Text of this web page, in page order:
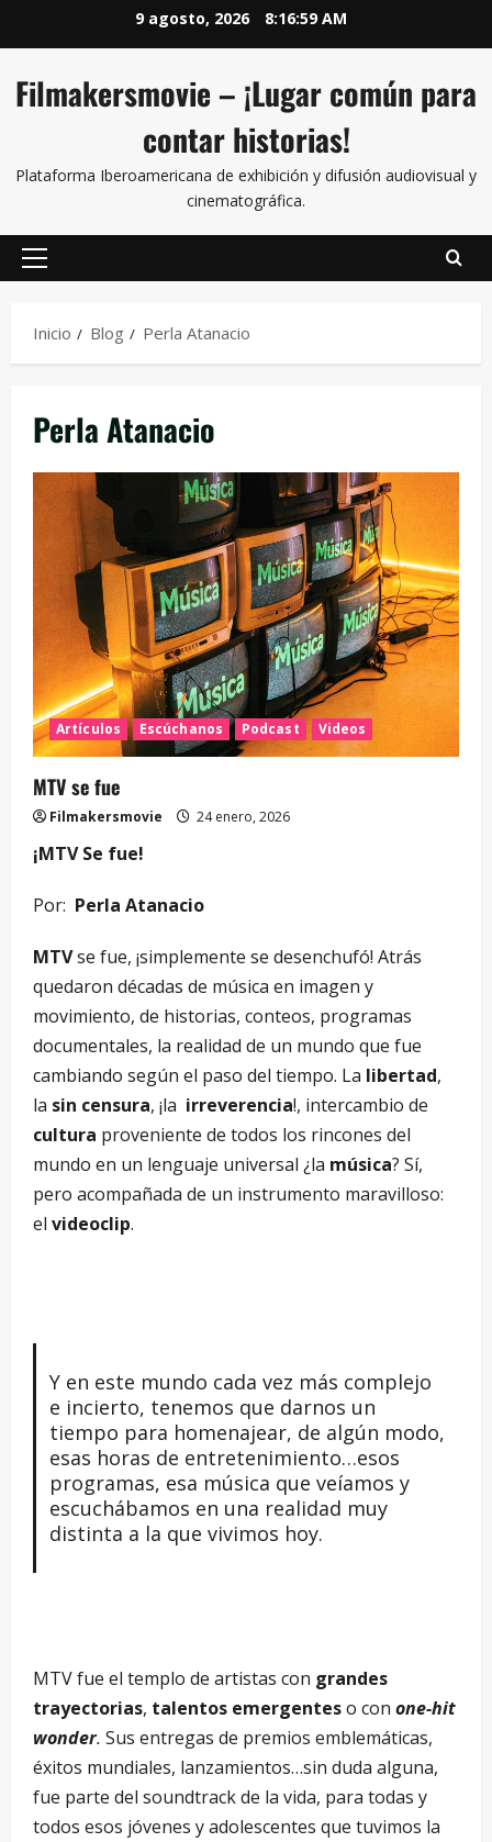
9 agosto, 2026 8:17:01 AM
Filmakersmovie – ¡Lugar común para
contar historias!
Plataforma Iberoamericana de exhibición y difusión audiovisual y
cinematográfica.
Inicio Blog Perla Atanacio
Perla Atanacio
Artículos Escúchanos Podcast Videos
MTV se fue
Filmakersmovie 24 enero, 2026
¡MTV Se fue!
Por: Perla Atanacio
MTVse fue, ¡simplemente se desenchufó! Atrás
quedaron décadas de música en imagen y
movimiento, de historias, conteos, programas
documentales, la realidad de un mundo que fue
cambiando según el paso del tiempo. La libertad,
la sin censura, ¡la irreverencia!, intercambio de
cultura proveniente de todos los rincones del
mundo en un lenguaje universal ¿la música? Sí,
pero acompañada de un instrumento maravilloso:
el videoclip.
Y en este mundo cada vez más complejo
e incierto, tenemos que darnos un
tiempo para homenajear, de algún modo,
esas horas de entretenimiento…esos
programas, esa música que veíamos y
escuchábamos en una realidad muy
distinta a la que vivimos hoy.
MTV fue el templo de artistas con grandes
trayectorias, talentos emergenteso con one-hit
wonder. Sus entregas de premios emblemáticas,
éxitos mundiales, lanzamientos…sin duda alguna,
fue parte del soundtrack de la vida, para todas y
todos esos jóvenes y adolescentes que tuvimos la